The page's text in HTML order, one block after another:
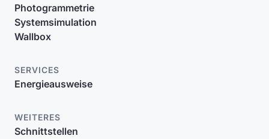
Photogrammetrie
Systemsimulation
Wallbox
SERVICES
Energieausweise
WEITERES
Schnittstellen